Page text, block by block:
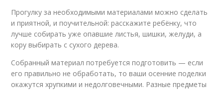
Прогулку за необходимыми материалами можно сделать
и приятной, и поучительной: расскажите ребёнку, что
лучше собирать уже опавшие листья, шишки, желуди, а
кору выбирать с сухого дерева.
Собранный материал потребуется подготовить — если
его правильно не обработать, то ваши осенние поделки
окажутся хрупкими и недолговечными. Разные предметы